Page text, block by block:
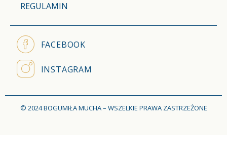
REGULAMIN
FACEBOOK
INSTAGRAM
© 2024 BOGUMIŁA MUCHA – WSZELKIE PRAWA ZASTRZEŻONE